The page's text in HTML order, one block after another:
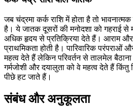
जब चंद्रमा कर्क राशि में होता है तो
है। ये जातक दूसरों की मनोदशा को गहराई
अधिक हृदय से प्रतिक्रिया देते हैं। आराम
प्राथमिकता होती है। पारिवारिक परंपराओं
महत्व देते हैं लेकिन परिवर्तन से तालमेल
गर्मजोशी और दयालुता को वे महत्व देते हैं किंतु
पीछे हट जाते हैं।
संबंध और अनुकूलता